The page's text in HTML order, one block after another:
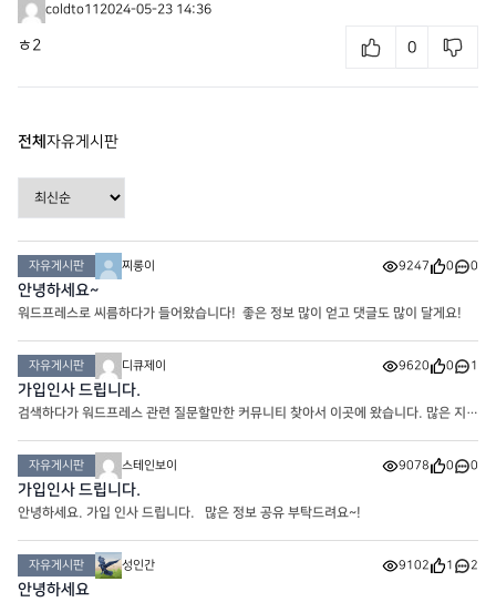
coldto11 2024-05-23 14:36
0
ㅎ2
전체 자유게시판
자유게시판 찌롱이 9247 0 0
안녕하세요~
워드프레스로 씨름하다가 들어왔습니다! 좋은 정보 많이 얻고 댓글도 많이 달게요!
자유게시판 디큐제이 9620 0 1
가입인사 드립니다.
검색하다가 워드프레스 관련 질문할만한 커뮤니티 찾아서 이곳에 왔습니다. 많은 지도
자유게시판 스테인보이 9078 0 0
가입인사 드립니다.
안녕하세요. 가입 인사 드립니다. 많은 정보 공유 부탁드려요~!
자유게시판 성인간 9102 1 2
안녕하세요